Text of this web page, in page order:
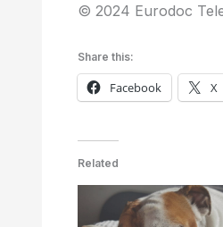
© 2024 Eurodoc
Share this:
Facebook X
Related